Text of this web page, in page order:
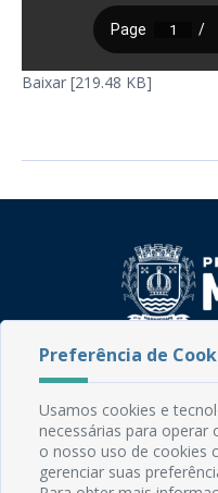
Baixar [219.48 KB]
Rua do
CEP: 58.280-000 -
Fone: (83)
Email:
Expediente: Segunda à
Preferência de
Usamos cookies e
necessárias para operar
o nosso uso de cookies
gerenciar suas